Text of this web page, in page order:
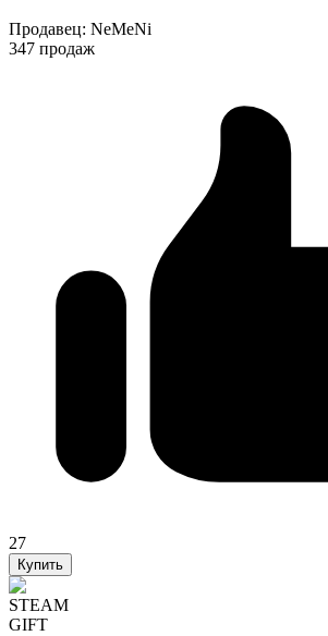
Продавец: NeMeNi
347 продаж
27
Купить
STEAM
GIFT